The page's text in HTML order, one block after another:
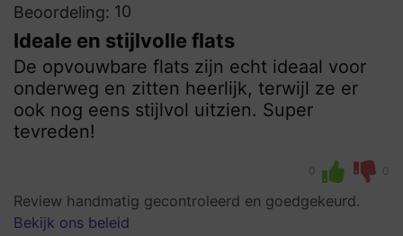
Beoordeling: 10
Ideale en stijlvolle flats
De opvouwbare flats zijn echt ideaal voor
onderweg en zitten heerlijk, terwijl ze er
ook nog eens stijlvol uitzien. Super
tevreden!
0 0
Review handmatig gecontroleerd en goedgekeurd.
Bekijk ons beleid